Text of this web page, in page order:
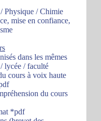
Physique / Chimie
mise en confiance,
dans les mêmes
lycée / faculté
cours à voix haute
du cours
*pdf